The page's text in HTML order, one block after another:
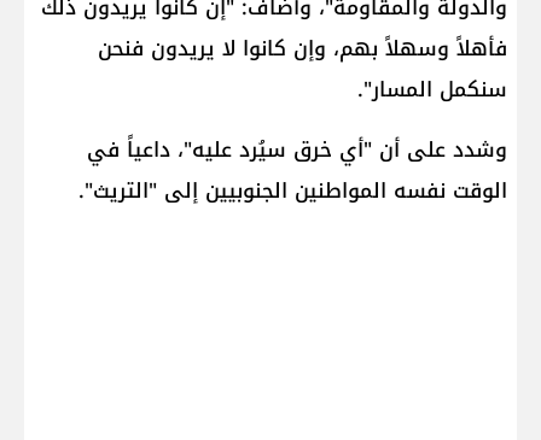
فأهلاً وسهلاً بهم، وإن كانوا لا يريدون فنحن
سنكمل المسار".
وشدد على أن "أي خرق سيُرد عليه"، داعياً في
الوقت نفسه المواطنين الجنوبيين إلى "التريث".